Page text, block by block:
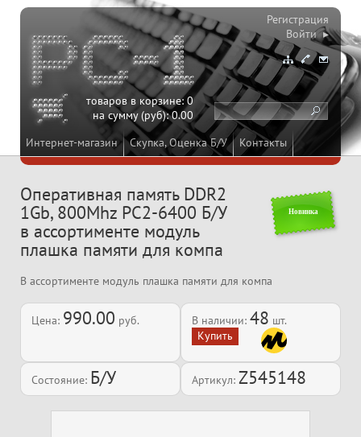
Интернет-магазин Скупка, Оценка Б/У Контакты
товаров в корзине:0
на сумму (руб):0.00
Регистрация
Войти ▸
Новинка
Оперативная память DDR2
1Gb, 800Mhz PC2-6400 Б/У
в ассортименте модуль
плашка памяти для компа
В ассортименте модуль плашка памяти для компа
Цена: 990.00 руб. В наличии: 48 шт.
Состояние: Б/У Артикул: Z545148